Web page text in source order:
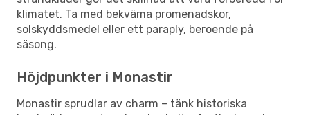
klimatet. Ta med bekväma promenadskor,
solskyddsmedel eller ett paraply, beroende på
säsong.
Höjdpunkter i Monastir
Monastir sprudlar av charm – tänk historiska